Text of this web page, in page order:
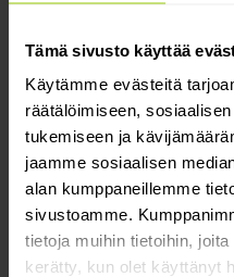
Tämä sivusto käyttää
Käytämme evästeitä
räätälöimiseen,
tukemiseen ja
jaamme sosiaalisen
alan kumppaneillemme
sivustoamme.
tietoja muihin tietoihin,
kerätty, kun olet käyttänyt
Näin se toimii
Tarvitset Mapon-tilin.
Mapon
Group -integraation
antamalla muutamat
merkki ja malli). Voit
Center -